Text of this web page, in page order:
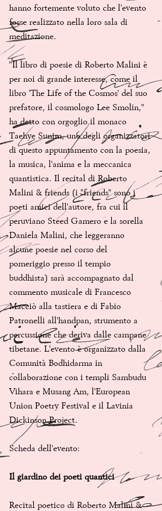
hanno fortemente voluto che l'evento
fosse realizzato nella loro sala di
meditazione.
"Il libro di poesie di Roberto Malini è
per noi di grande interesse, come il
libro 'The Life of the Cosmos' del suo
prefatore, il cosmologo Lee Smolin,"
ha detto con orgoglio il monaco
Taehye Sunim, uno degli organizzatori
di questo appuntamento con la poesia,
la musica, l'anima e la meccanica
quantistica. Il recital di Roberto
Malini & friends (i "friends" sono i
poeti amici dell'autore, fra cui il
peruviano Steed Gamero e la sorella
Daniela Malini, che leggeranno
alcune poesie nel corso del
pomeriggio presso il tempio
buddhista) sarà accompagnato dal
commento musicale di Francesco
Macciò alla tastiera e di Fabio
Patronelli all'handpan, strumento a
percussione che deriva dalle campane
tibetane. L'evento è organizzato dalla
Comunità Bodhidarma in
collaborazione con i templi Sambudu
Vihara e Musang Am, l'European
Union Poetry Festival e il Lavinia
Dickinson Project.
Scheda dell'evento:
Il giardino dei poeti quantici
Recital poetico di Roberto Malini &